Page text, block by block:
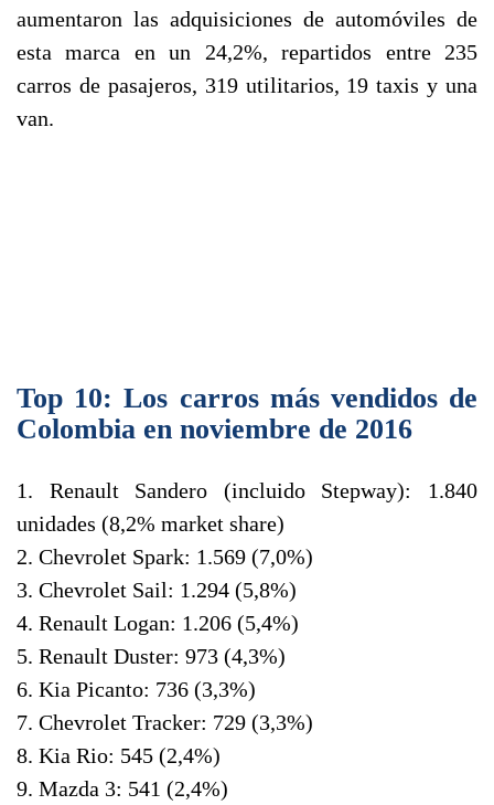
aumentaron las adquisiciones de automóviles de
esta marca en un 24,2%, repartidos entre 235
carros de pasajeros, 319 utilitarios, 19 taxis y una
van.
Top 10: Los carros más vendidos de
Colombia en noviembre de 2016
1. Renault Sandero (incluido Stepway): 1.840
unidades (8,2% market share)
2. Chevrolet Spark: 1.569 (7,0%)
3. Chevrolet Sail: 1.294 (5,8%)
4. Renault Logan: 1.206 (5,4%)
5. Renault Duster: 973 (4,3%)
6. Kia Picanto: 736 (3,3%)
7. Chevrolet Tracker: 729 (3,3%)
8. Kia Rio: 545 (2,4%)
9. Mazda 3: 541 (2,4%)